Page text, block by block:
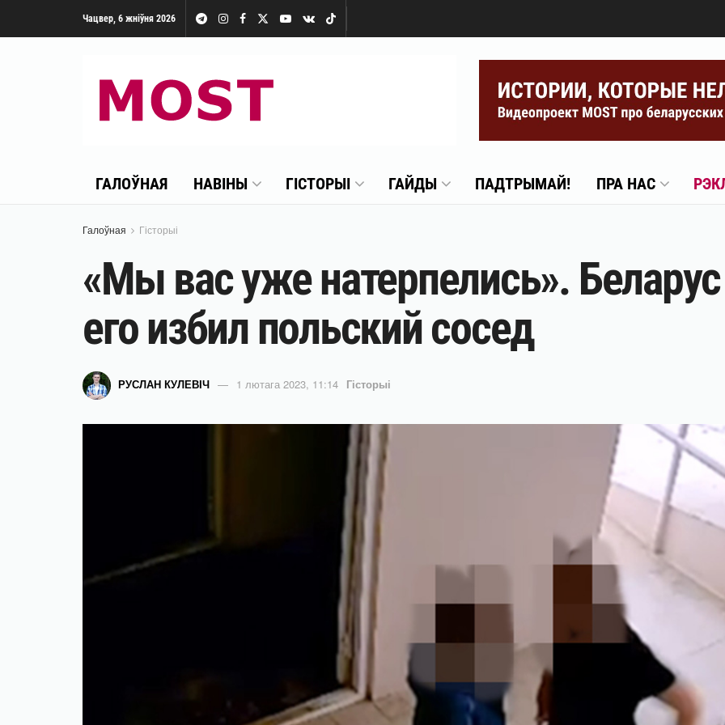
Чацвер, 6 жніўня 2026
ГАЛОЎНАЯ НАВІНЫ ГІСТОРЫІ ГАЙДЫ ПАДТРЫМАЙ! ПРА НАС
Галоўная Гісторыі
«Мы вас уже натерпелись».
его избил польский сосед
РУСЛАН КУЛЕВІЧ 1 лютага 2023, 11:14 Гісторыі